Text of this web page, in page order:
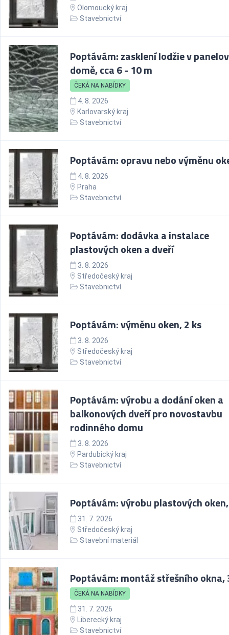
Olomoucký kraj
Stavebnictví
Poptávám: zasklení lodžie v
domě, cca 6 - 10 m
ČEKÁ NA NABÍDKY
4. 8. 2026
Karlovarský kraj
Stavebnictví
Poptávám: opravu nebo výměnu
4. 8. 2026
Praha
Stavebnictví
Poptávám: dodávka a instalace
plastových oken a dveří
3. 8. 2026
Středočeský kraj
Stavebnictví
Poptávám: výměnu oken, 2 ks
3. 8. 2026
Středočeský kraj
Stavebnictví
Poptávám: výrobu a dodání oken a
balkonových dveří pro novostavbu
rodinného domu
3. 8. 2026
Pardubický kraj
Stavebnictví
Poptávám: výrobu plastových
31. 7. 2026
Středočeský kraj
Stavební materiál
Poptávám: montáž střešního okna,
ČEKÁ NA NABÍDKY
31. 7. 2026
Liberecký kraj
Stavebnictví